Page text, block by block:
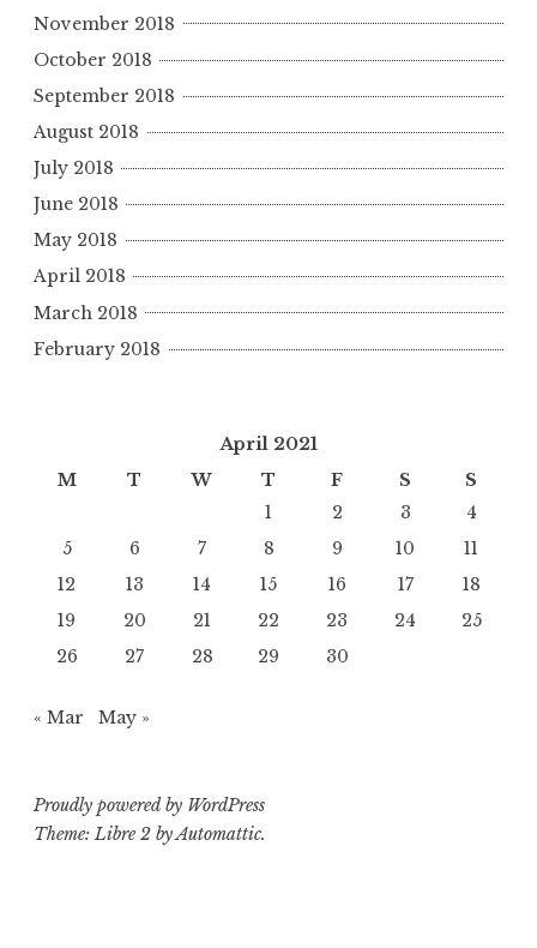
November 2018
October 2018
September 2018
August 2018
July 2018
June 2018
May 2018
April 2018
March 2018
February 2018
April 2021
M
T W T F S
S
1
2 3
4
5
6 7 8 9 10
11
12
13 14 15 16 17
18
19
20 21 22 23 24
25
26
27 28 29 30
« Mar May »
Proudly powered by WordPress
Theme: Libre 2 byAutomattic.